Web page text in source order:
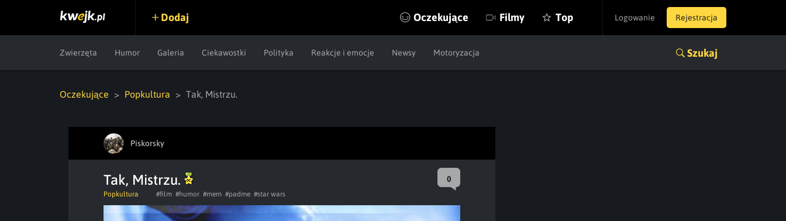
Logowanie Rejestracja
Dodaj Oczekujące Filmy Top
Zwierzęta Humor Galeria Ciekawostki Polityka Reakcje i emocje Newsy Motoryzacja Szukaj
Oczekujące Popkultura Tak, Mistrzu.
Piskorsky
Tak, Mistrzu. 0
Popkultura #film #humor #mem #padme #star wars